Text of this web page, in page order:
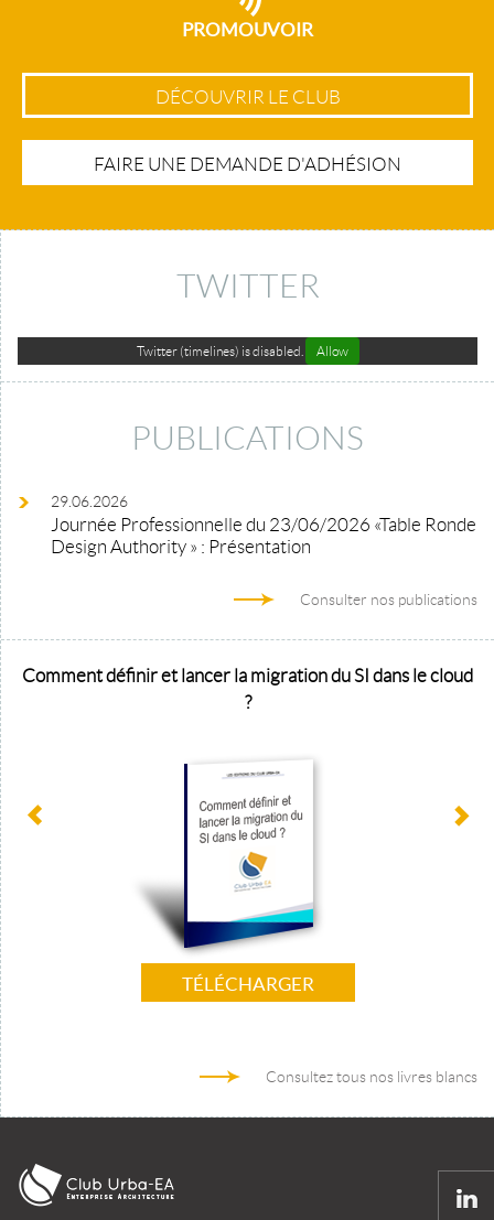
PROMOUVOIR
DÉCOUVRIR LE CLUB
FAIRE UNE DEMANDE D'ADHÉSION
TWITTER
Twitter (timelines) is disabled. Allow
PUBLICATIONS
29.06.2026
Journée Professionnelle du 23/06/2026 «Table Ronde
Design Authority » : Présentation
Consulter nos publications
Comment définir et lancer la migration du SI dans le cloud
?
TÉLÉCHARGER
Consultez tous nos livres blancs